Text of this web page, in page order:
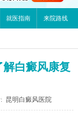
就医指南 来院路线
白癜风康复
昆明白癜风医院